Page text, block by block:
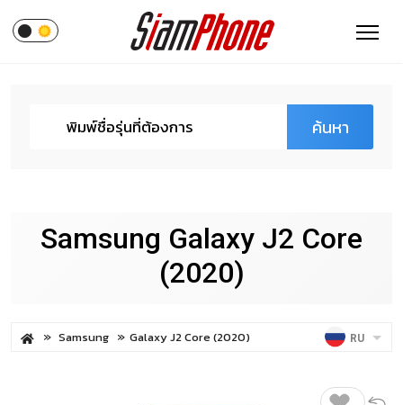
ค้นหา
Samsung Galaxy J2 Core
(2020)
Samsung Galaxy J2 Core (2020) RU